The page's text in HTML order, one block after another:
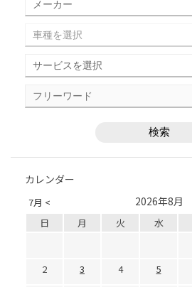
カレンダー
7月 < 2026年8月
日 月 火 水
2
3 4 5